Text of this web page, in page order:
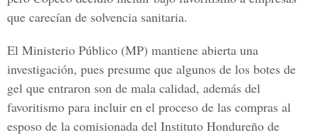
que carecían de solvencia sanitaria.
El Ministerio Público (MP) mantiene abierta una
investigación, pues presume que algunos de los botes de
gel que entraron son de mala calidad, además del
favoritismo para incluir en el proceso de las compras al
esposo de la comisionada del Instituto Hondureño de